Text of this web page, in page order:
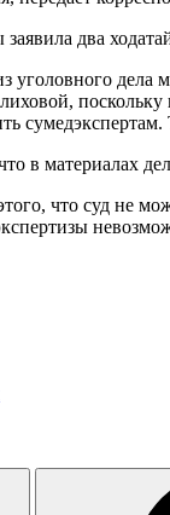
два
уголовного
в материалах
что суд не